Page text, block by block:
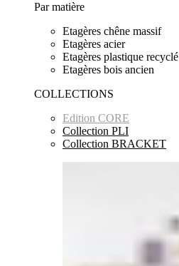
Par matière
Etagères chêne massif
Etagères acier
Etagères plastique recyclé
Etagères bois ancien
COLLECTIONS
Edition CORE
Collection PLI
Collection BRACKET